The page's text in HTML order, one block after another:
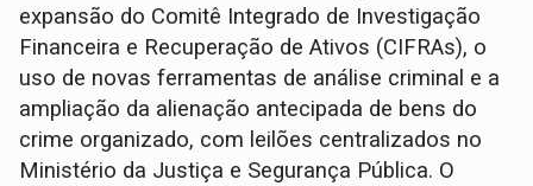
expansão do Comitê Integrado de Investigação
Financeira e Recuperação de Ativos (CIFRAs), o
uso de novas ferramentas de análise criminal e a
ampliação da alienação antecipada de bens do
crime organizado, com leilões centralizados no
Ministério da Justiça e Segurança Pública. O